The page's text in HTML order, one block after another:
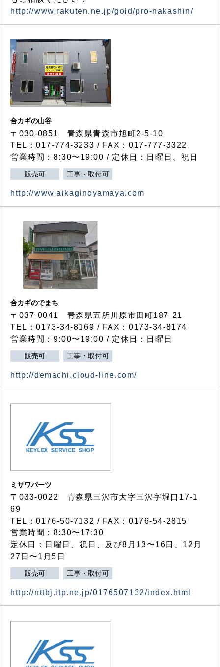
http://www.rakuten.ne.jp/gold/pro-nakashin/
合カギの山谷
〒030-0851 青森県青森市旭町2-5-10
TEL：017-774-3233 / FAX：017-777-3322
営業時間：8:30〜19:00 / 定休日：日曜日、祝日
販売可 工事・取付可
http://www.aikaginoyamaya.com
合カギのでまち
〒037-0041 青森県五所川原市田町187-21
TEL：0173-34-8169 / FAX：0173-34-8174
営業時間：9:00〜19:00 / 定休日：日曜日
販売可 工事・取付可
http://demachi.cloud-line.com/
ミサワパーツ
〒033-0022 青森県三沢市大字三沢字堀口17-1
69
TEL：0176-50-7132 / FAX：0176-54-2815
営業時間：8:30〜17:30
定休日：日曜日、祝日、及び8月13〜16日、12月
27日〜1月5日
販売可 工事・取付可
http://nttbj.itp.ne.jp/0176507132/index.html